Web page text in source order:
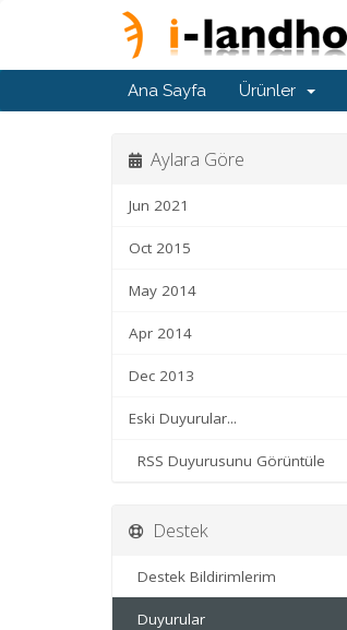
Ana Sayfa Ürünler
Aylara Göre
Jun 2021
Oct 2015
May 2014
Apr 2014
Dec 2013
Eski Duyurular...
RSS Duyurusunu Görüntüle
Destek
Destek Bildirimlerim
Duyurular